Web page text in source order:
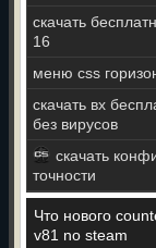
скачать
16
меню css
скачать вх
без вирусов
скачать
точности
Что нового
v81 no steam